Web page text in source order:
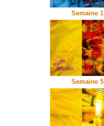
Semaine 1
Semaine 5